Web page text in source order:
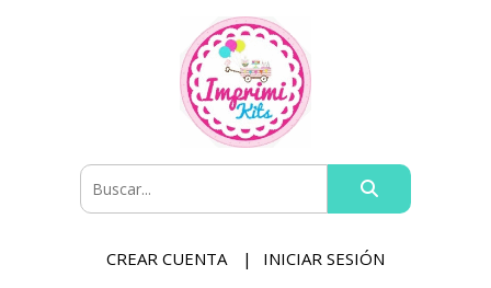
CREAR CUENTA INICIAR SESIÓN